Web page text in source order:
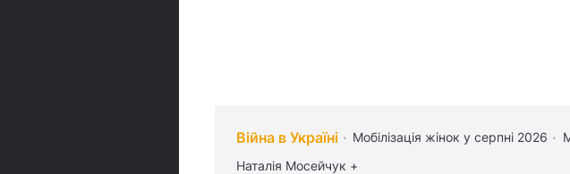
Війна в Україні Мобілізація жінок у серпні 2026
Наталія Мосейчук +